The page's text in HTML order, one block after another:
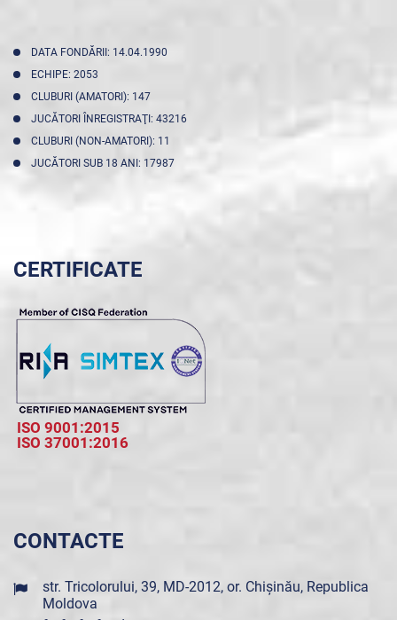
DATA FONDĂRII: 14.04.1990
ECHIPE: 2053
CLUBURI (AMATORI): 147
JUCĂTORI ÎNREGISTRAŢI: 43216
CLUBURI (NON-AMATORI): 11
JUCĂTORI SUB 18 ANI: 17987
CERTIFICATE
ISO 9001:2015
ISO 37001:2016
CONTACTE
str. Tricolorului, 39, MD-2012, or. Chișinău, Republica
Moldova